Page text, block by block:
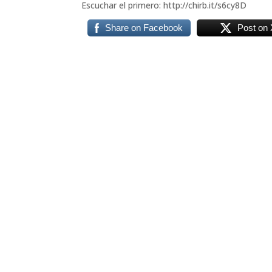
Escuchar el primero: http://chirb.it/s6cy8D
Share on Facebook Post on